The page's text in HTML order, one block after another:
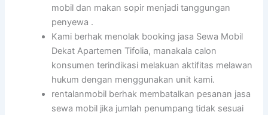
mobil dan makan sopir menjadi tanggungan
penyewa .
Kami berhak menolak booking jasa Sewa Mobil
Dekat Apartemen Tifolia, manakala calon
konsumen terindikasi melakuan aktifitas melawan
hukum dengan menggunakan unit kami.
rentalanmobil berhak membatalkan pesanan jasa
sewa mobil jika jumlah penumpang tidak sesuai